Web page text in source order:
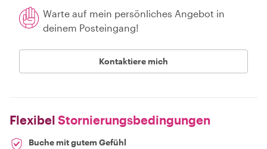
Warte auf mein persönliches Angebot in
deinem Posteingang!
Kontaktiere mich
Flexibel Stornierungsbedingungen
Buche mit gutem Gefühl